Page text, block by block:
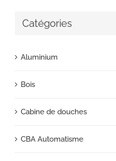
Catégories
Aluminium
Bois
Cabine de douches
CBA Automatisme